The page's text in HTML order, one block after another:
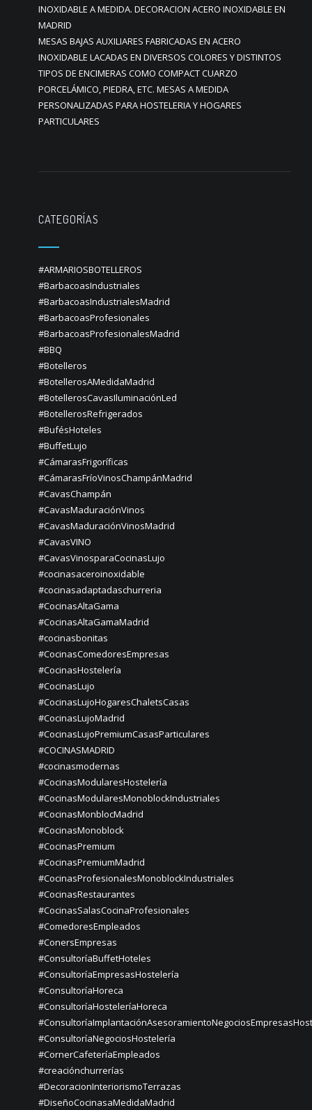
INOXIDABLE A MEDIDA. DECORACION ACERO INOXIDABLE EN
MADRID
MESAS BAJAS AUXILIARES FABRICADAS EN ACERO
INOXIDABLE LACADAS EN DIVERSOS COLORES Y DISTINTOS
TIPOS DE ENCIMERAS COMO COMPACT CUARZO
PORCELÁMICO, PIEDRA, ETC. MESAS A MEDIDA
PERSONALIZADAS PARA HOSTELERIA Y HOGARES
PARTICULARES
CATEGORÍAS
#ARMARIOSBOTELLEROS
#BarbacoasIndustriales
#BarbacoasIndustrialesMadrid
#BarbacoasProfesionales
#BarbacoasProfesionalesMadrid
#BBQ
#Botelleros
#BotellerosAMedidaMadrid
#BotellerosCavasIluminaciónLed
#BotellerosRefrigerados
#BufésHoteles
#BuffetLujo
#CámarasFrigoríficas
#CámarasFríoVinosChampánMadrid
#CavasChampán
#CavasMaduraciónVinos
#CavasMaduraciónVinosMadrid
#CavasVINO
#CavasVinosparaCocinasLujo
#cocinasaceroinoxidable
#cocinasadaptadaschurreria
#CocinasAltaGama
#CocinasAltaGamaMadrid
#cocinasbonitas
#CocinasComedoresEmpresas
#CocinasHostelería
#CocinasLujo
#CocinasLujoHogaresChaletsCasas
#CocinasLujoMadrid
#CocinasLujoPremiumCasasParticulares
#COCINASMADRID
#cocinasmodernas
#CocinasModularesHostelería
#CocinasModularesMonoblockIndustriales
#CocinasMonblocMadrid
#CocinasMonoblock
#CocinasPremium
#CocinasPremiumMadrid
#CocinasProfesionalesMonoblockIndustriales
#CocinasRestaurantes
#CocinasSalasCocinaProfesionales
#ComedoresEmpleados
#ConersEmpresas
#ConsultoríaBuffetHoteles
#ConsultoríaEmpresasHostelería
#ConsultoríaHoreca
#ConsultoríaHosteleríaHoreca
#ConsultoríaNegociosHostelería
#CornerCafeteríaEmpleados
#creaciónchurrerías
#DecoracionInteriorismoTerrazas
#DiseñoCocinasaMedidaMadrid